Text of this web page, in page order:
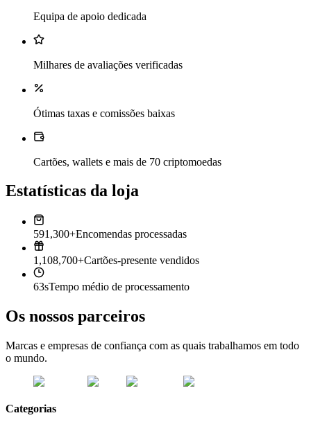
Equipa de apoio dedicada
Milhares de avaliações verificadas
Ótimas taxas e comissões baixas
Cartões, wallets e mais de 70 criptomoedas
Estatísticas da loja
591,300+Encomendas processadas
1,108,700+Cartões-presente vendidos
63sTempo médio de processamento
Os nossos parceiros
Marcas e empresas de confiança com as quais trabalhamos em todo
o mundo.
Categorias